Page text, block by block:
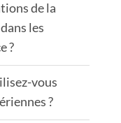
de la
les
?
vous
?